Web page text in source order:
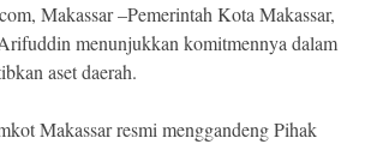
Makassar –Pemerintah Kota Makassar,
menunjukkan komitmennya dalam
aset daerah.
Makassar resmi menggandeng Pihak